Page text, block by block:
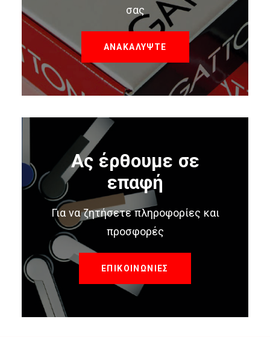
σας
ΑΝΑΚΑΛΥΨΤΕ
Ας έρθουμε σε
επαφή
Για να ζητήσετε πληροφορίες και
προσφορές
ΕΠΙΚΟΙΝΩΝΙΕΣ